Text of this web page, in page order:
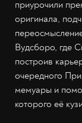
приурочили
оригинала,
Вудсборо, где
построив
очередного
мемуары и
которого её